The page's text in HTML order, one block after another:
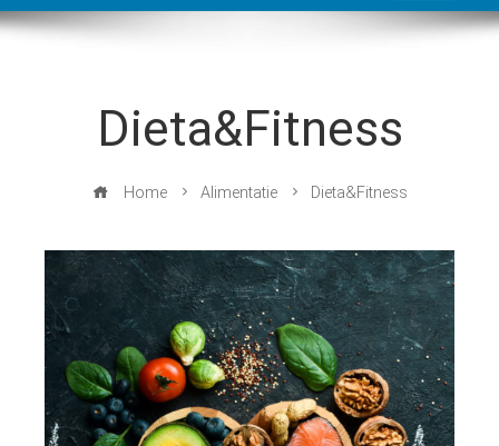
Dieta&Fitness
Home Alimentatie Dieta&Fitness